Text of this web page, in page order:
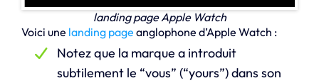
landing page Apple Watch
Voici une landing page anglophone d’Apple Watch :
Notez que la marque a introduit
subtilement le “vous” (“yours”) dans son